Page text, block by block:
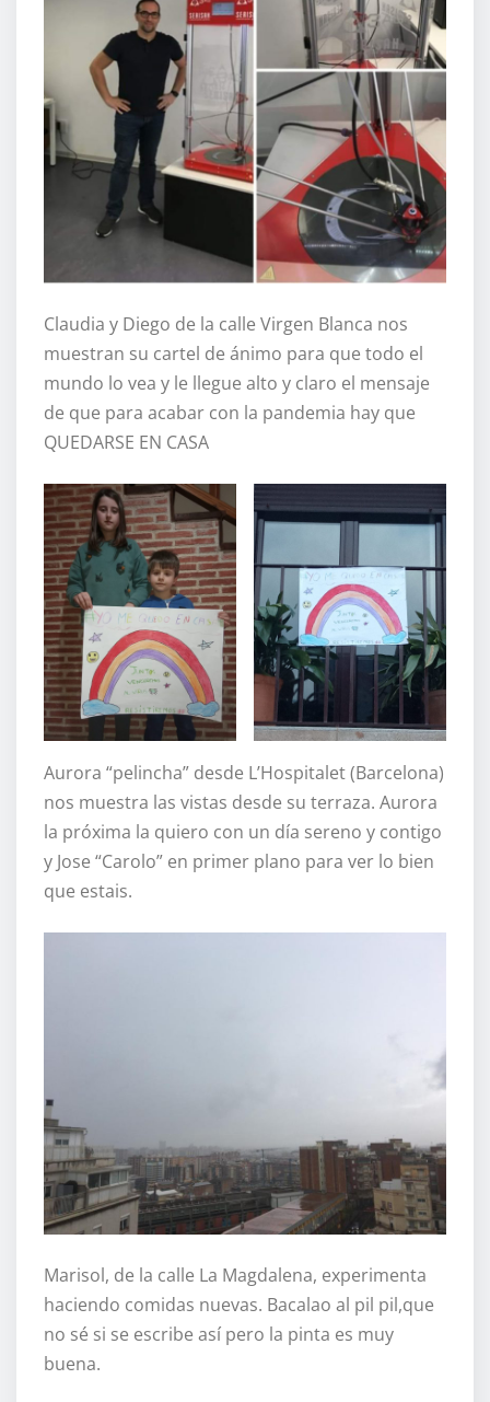
Claudia y Diego de la calle Virgen Blanca nos
muestran su cartel de ánimo para que todo el
mundo lo vea y le llegue alto y claro el mensaje
de que para acabar con la pandemia hay que
QUEDARSE EN CASA
Aurora “pelincha” desde L’Hospitalet (Barcelona)
nos muestra las vistas desde su terraza. Aurora
la próxima la quiero con un día sereno y contigo
y Jose “Carolo” en primer plano para ver lo bien
que estais.
Marisol, de la calle La Magdalena, experimenta
haciendo comidas nuevas. Bacalao al pil pil,que
no sé si se escribe así pero la pinta es muy
buena.